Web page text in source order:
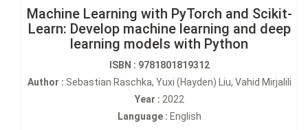
Machine Learning with PyTorch and Scikit-
Learn: Develop machine learning and deep
learning models with Python
ISBN : 9781801819312
Author : Sebastian Raschka, Yuxi (Hayden) Liu, Vahid Mirjalili
Year : 2022
Language : English